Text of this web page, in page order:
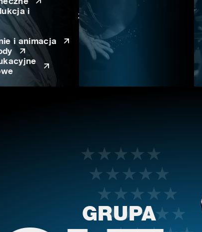
i
i animacja
GRUPA